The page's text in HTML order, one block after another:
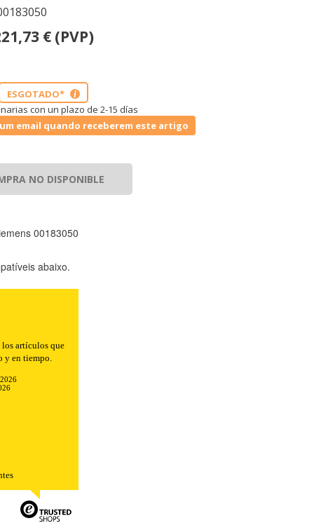
€ (PVP)
ESGOTADO* i
con un plazo de 2-15 días
email quando receberem este artigo
NO DISPONIBLE
00183050
abaixo.
los artículos que
y en tiempo.
Puede configurar su